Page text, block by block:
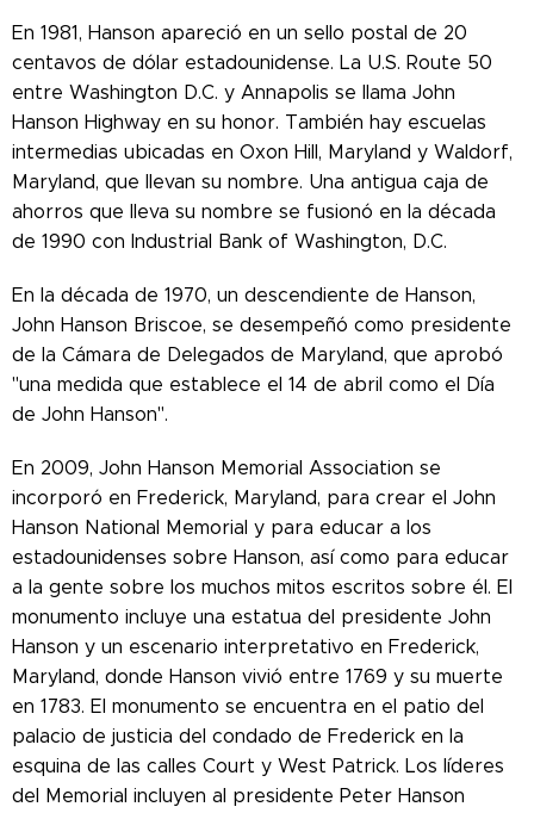
En 1981, Hanson apareció en un sello postal de 20
centavos de dólar estadounidense. La U.S. Route 50
entre Washington D.C. y Annapolis se llama John
Hanson Highway en su honor. También hay escuelas
intermedias ubicadas en Oxon Hill, Maryland y Waldorf,
Maryland, que llevan su nombre. Una antigua caja de
ahorros que lleva su nombre se fusionó en la década
de 1990 con Industrial Bank of Washington, D.C.
En la década de 1970, un descendiente de Hanson,
John Hanson Briscoe, se desempeñó como presidente
de la Cámara de Delegados de Maryland, que aprobó
"una medida que establece el 14 de abril como el Día
de John Hanson".
En 2009, John Hanson Memorial Association se
incorporó en Frederick, Maryland, para crear el John
Hanson National Memorial y para educar a los
estadounidenses sobre Hanson, así como para educar
a la gente sobre los muchos mitos escritos sobre él. El
monumento incluye una estatua del presidente John
Hanson y un escenario interpretativo en Frederick,
Maryland, donde Hanson vivió entre 1769 y su muerte
en 1783. El monumento se encuentra en el patio del
palacio de justicia del condado de Frederick en la
esquina de las calles Court y West Patrick. Los líderes
del Memorial incluyen al presidente Peter Hanson